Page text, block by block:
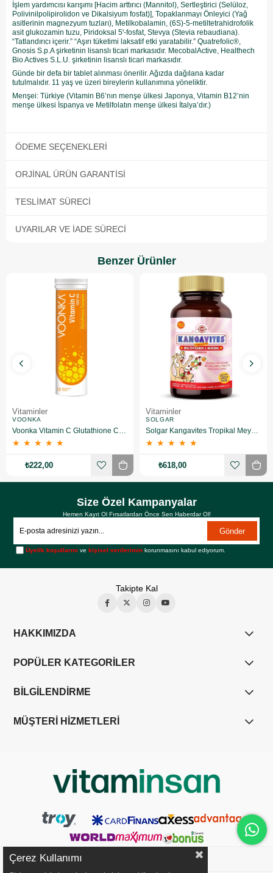
İşlem yardımcısı karışımı [Hacim arttırıcı (Mannitol), Sertleştirici (Selüloz,
Polivinilpolipirolidon ve Dikalsiyum fosfat)], Topaklanmayı Önleyici (Yağ
asitlerinin magnezyum tuzları), Metilkobalamin, (6S)-5-metiltetrahidrofolik
asit glukozamin tuzu, Piridoksal 5ꞌ-fosfat, Stevya (Stevia rebaudiana).
“Tatlandırıcı içerir.” “Aşırı tüketimi laksatif etki yaratabilir.” Quatrefolic®,
Gnosis S.p.A şirketinin lisanslı ticari markasıdır. MecobalActive, Healthech
Bio Actives S.L.U. şirketinin lisanslı ticari markasıdır.
Günde bir defa bir tablet alınması önerilir. Ağızda dağılana kadar
tutulmalıdır. 11 yaş ve üzeri bireylerin kullanımına yöneliktir.
Menşei: Türkiye (Vitamin B6’nın menşe ülkesi Japonya, Vitamin B12’nin
menşe ülkesi İspanya ve Metilfolatın menşe ülkesi İtalya’dır.)
ÖDEME SEÇENEKLERI
ORJINAL ÜRÜN GARANTISI
TESLIMAT SÜRECI
UYARILAR VE İADE SÜRECI
Benzer Ürünler
Vitaminler
VOONKA
Voonka Vitamin C Glutathione Complex Efervesan 15 Tablet
★ ★ ★ ★ ★
₺222,00
Vitaminler
SOLGAR
Solgar Kangavites Tropikal Meyve Aromalı 60 Tablet
★ ★ ★ ★ ★
₺618,00
Size Özel Kampanyalar
Hemen Kayıt Ol Fırsatlardan Önce Sen Haberdar Ol!
Gönder
Üyelik koşullarını vekişisel verilerimin korunmasını kabul ediyorum.
Takipte Kal
HAKKIMIZDA
POPÜLER KATEGORİLER
BİLGİLENDİRME
MÜŞTERİ HİZMETLERİ
Çerez Kullanımı